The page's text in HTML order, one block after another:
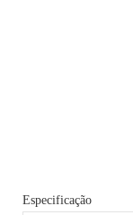
Especificação